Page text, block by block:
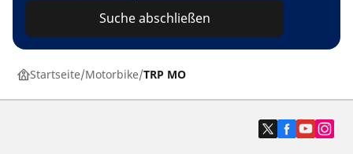
Suche abschließen
Startseite Motorbike TRP MO